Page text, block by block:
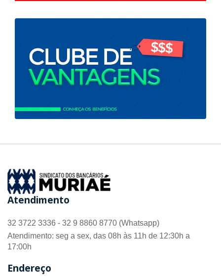
Atendimento
32 3722 3336 - 32 9 8860 8770 (Whatsapp)
Atendimento: seg a sex, das 08h às 11h de 12:30h a
17:00h
Endereço